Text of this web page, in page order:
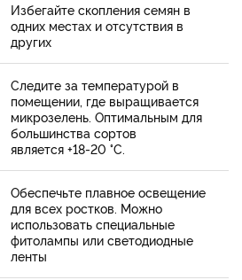
Избегайте скопления семян в
одних местах и отсутствия в
других
Следите за температурой в
помещении, где выращивается
микрозелень. Оптимальным для
большинства сортов
является +18-20 °C.
Обеспечьте плавное освещение
для всех ростков. Можно
использовать специальные
фитолампы или светодиодные
ленты